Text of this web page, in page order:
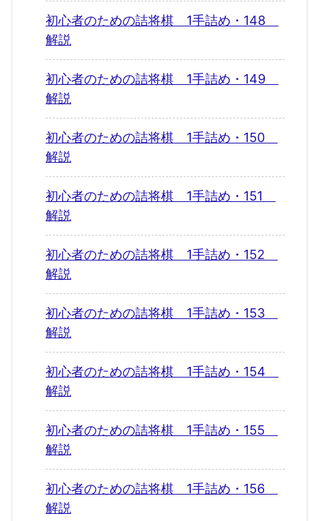
初心者のための詰将棋 1手詰め・148
解説
初心者のための詰将棋 1手詰め・149
解説
初心者のための詰将棋 1手詰め・150
解説
初心者のための詰将棋 1手詰め・151
解説
初心者のための詰将棋 1手詰め・152
解説
初心者のための詰将棋 1手詰め・153
解説
初心者のための詰将棋 1手詰め・154
解説
初心者のための詰将棋 1手詰め・155
解説
初心者のための詰将棋 1手詰め・156
解説